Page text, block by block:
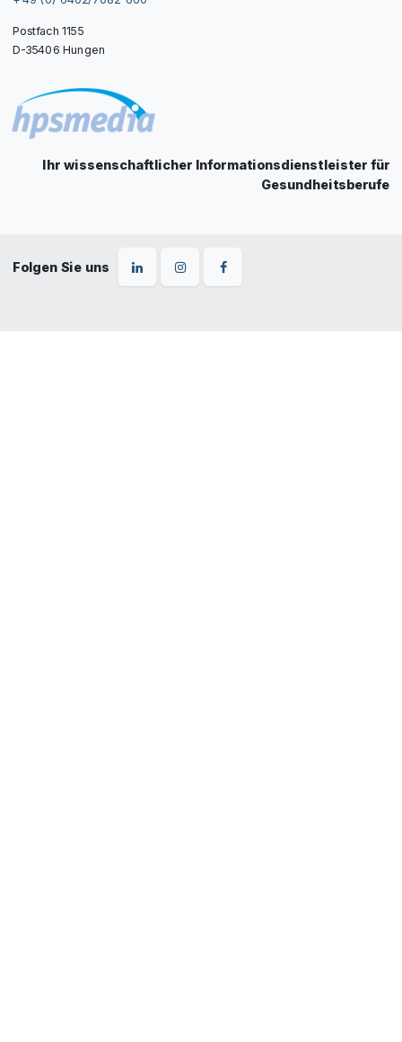
Postfach 1155
D-35406 Hungen
Ihr wissenschaftlicher Informationsdienstleister für
Gesundheitsberufe
Folgen Sie uns